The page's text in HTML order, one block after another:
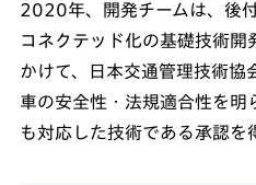
2020年、開発チームは、後
コネクテッド化の基礎技術
かけて、日本交通管理技術協
車の安全性・法規適合性を明
も対応した技術である承認を